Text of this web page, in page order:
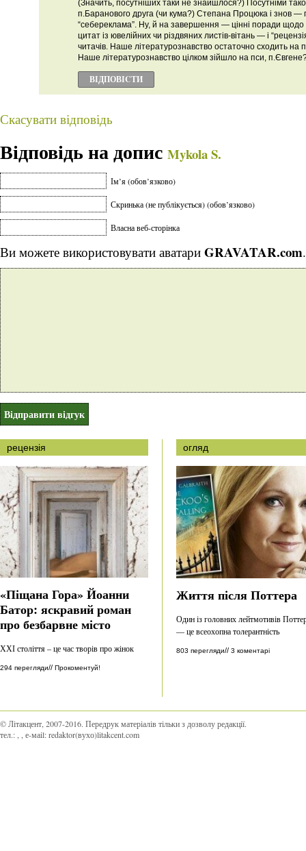
(Значить, посутніших таки не знайшлося?) Посутніми
п.Баранового друга (чи кума?) Степана Процюка і знов —
“себереклама”. Ну, й на завершення — цінні поради щодо
цитат із ювелійних чи різдвяних листів-вітань — і
читачів. Наше літературознавство остаточно сходить на
Наше літературознавство цілком зійшло на пси,
ВІДПОВІCТИ
Скасувати відповідь
Відповідь на допис Mykola S.
Ім’я (обов’язково)
Скринька (не публікується) (обов’язково)
Власна веб-сторінка
Ви можете використовувати аватари GRAVATAR.com.
рецензія
«Піщана Гора» Йоанни
Батор: яскравий роман
про безбарвне місто
ХХІ століття – це час творів про жінок
294 перегляди// Прокоментуй!
огляд
Життя після Поттера
Один із головних лейтмотивів
— це всеохопна толерантність
803 перегляди// 3 коментарі
© Літакцент, 2007-2016. Передрук матеріалів тільки з дозволу редакції.
тел.:
, е-маіl:redaktor(вухо)litakcent.com